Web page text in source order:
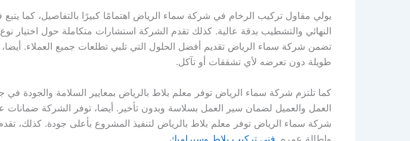
يولي مقاول تركيب الرخام في شركة سماء الرياض اهتمامًا كبيرًا بالتفاصيل، كما
النهائي والتشطيب بدقة عالية. كذلك تقدم الشركة استشارات متكاملة حول اختيار
تضمن شركة سماء الرياض تقديم أفضل الحلول التي تلبي تطلعات جميع العملاء.
طويلة دون تعرضه لأي تشققات أو تآكل.
كما تلتزم شركة سماء الرياض توفر معلم بلاط بالرياض بمعايير السلامة والجودة
العمل والعميل لضمان سير العمل بسلاسة وبدون تأخير. أيضا، توفر الشركة ضمانات
شركة سماء الرياض توفر معلم بلاط بالرياض لتنفيذ المشروع بأعلى جودة. كذلك،
وإطالة عمره. فني تركيب بلاط وسيراميك